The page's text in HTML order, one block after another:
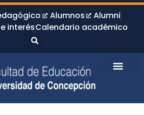
Alumnos
Alumni
interésCalendario académico